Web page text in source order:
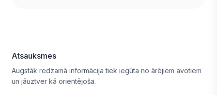
Atsauksmes
Augstāk redzamā informācija tiek iegūta no ārējiem avotiem
un jāuztver kā orientējoša.